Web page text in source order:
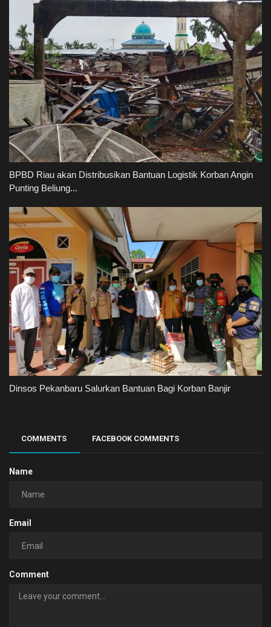
BPBD Riau akan Distribusikan Bantuan Logistik Korban Angin
Punting Beliung...
Dinsos Pekanbaru Salurkan Bantuan Bagi Korban Banjir
COMMENTS FACEBOOK COMMENTS
Name
Email
Comment